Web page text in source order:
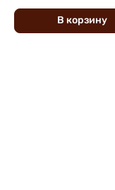
В корзину